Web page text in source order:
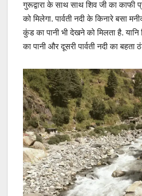
गुरूद्वारा के साथ साथ शिव जी का काफी
को मिलेगा. पार्वती नदी के किनारे बसा
कुंड का पानी भी देखने को मिलता है.
का पानी और दूसरी पार्वती नदी का बहता